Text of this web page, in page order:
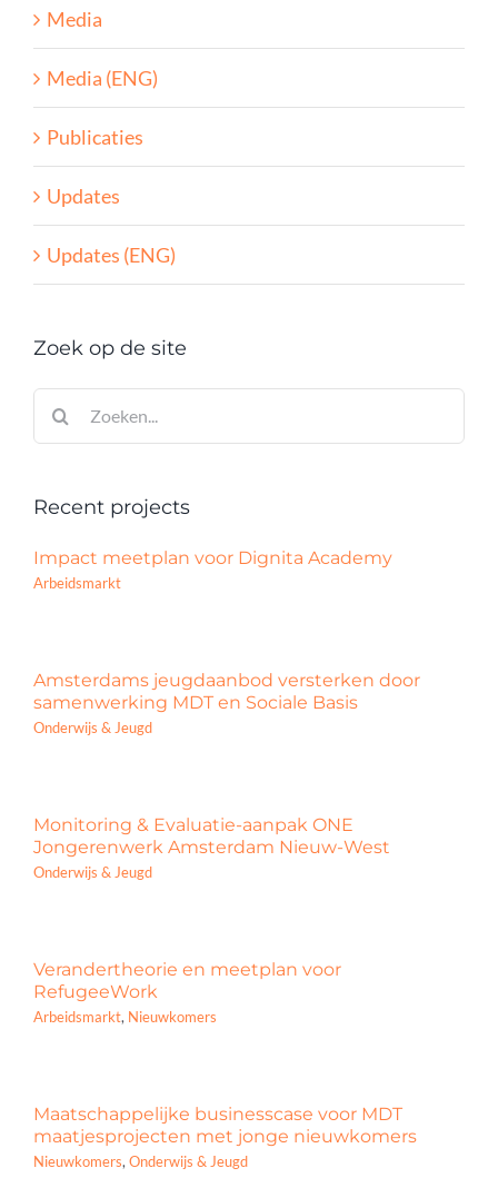
Media
Media (ENG)
Publicaties
Updates
Updates (ENG)
Zoek op de site
Zoeken
naar:
Recent projects
Impact meetplan voor Dignita Academy
Arbeidsmarkt
Amsterdams jeugdaanbod versterken door
samenwerking MDT en Sociale Basis
Onderwijs & Jeugd
Monitoring & Evaluatie-aanpak ONE
Jongerenwerk Amsterdam Nieuw-West
Onderwijs & Jeugd
Verandertheorie en meetplan voor
RefugeeWork
Arbeidsmarkt, Nieuwkomers
Maatschappelijke businesscase voor MDT
maatjesprojecten met jonge nieuwkomers
Nieuwkomers, Onderwijs & Jeugd